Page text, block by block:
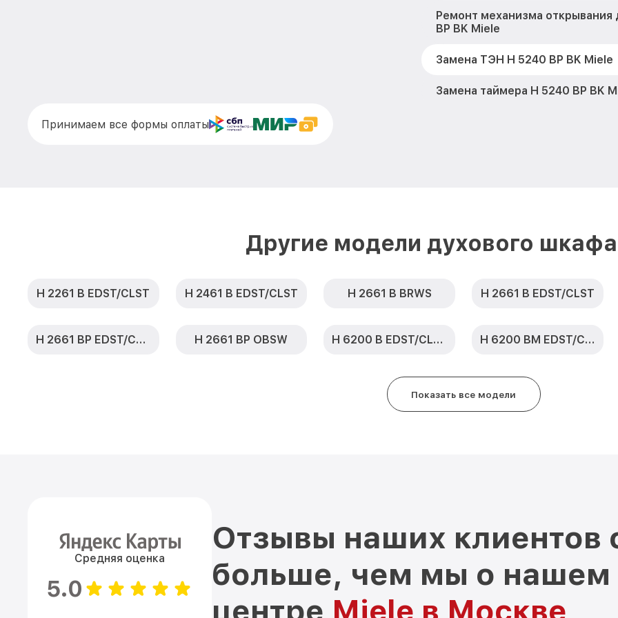
Ремонт механизма открывания
BP BK Miele
Замена ТЭН H 5240 BP BK Miele
Замена таймера H 5240 BP BK
Принимаем все формы оплаты
Другие модели духового
H 2261 B EDST/CLST H 2461 B EDST/CLST H 2661 B BRWS H 2661 B EDST/CLST
H 2661 BP EDST/CLST H 2661 BP OBSW H 6200 B EDST/CLST H 6200 BM EDST/CLST
Показать все модели
Средняя оценка
5.0
Отзывы наших клиентов
больше, чем мы о нашем